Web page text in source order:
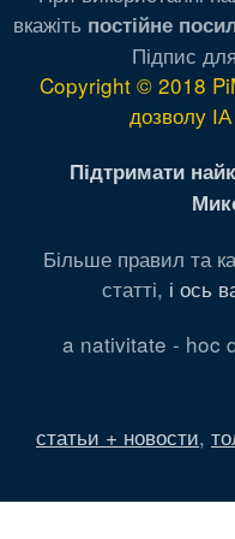
вкажіть постійне
Підпис
Copyright © 2018
дозволу
Підтримати
Більше правил та
статті, і ось
a nativitate - hoc
статьи + новости,